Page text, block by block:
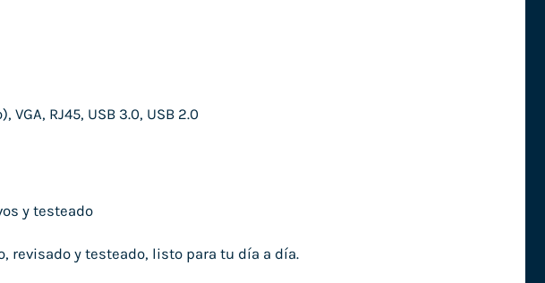
RJ45, USB 3.0, USB 2.0
y testeado
revisado y testeado, listo para tu día a día.